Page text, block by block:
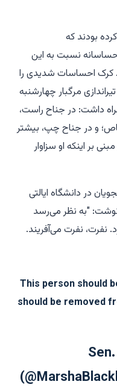
بودند که
نسبت به این
می‌دانستند. کرک احساسات شدیدی را
مرگبار چهارشنبه
داشت: در جناح راست،
و در جناح چپ، بیشتر
بر اینکه او سزاوار
در دانشگاه ایالتی
"به نظر می‌رسد
نفرت، نفرت می‌آفریند.
This person should
should be removed
—